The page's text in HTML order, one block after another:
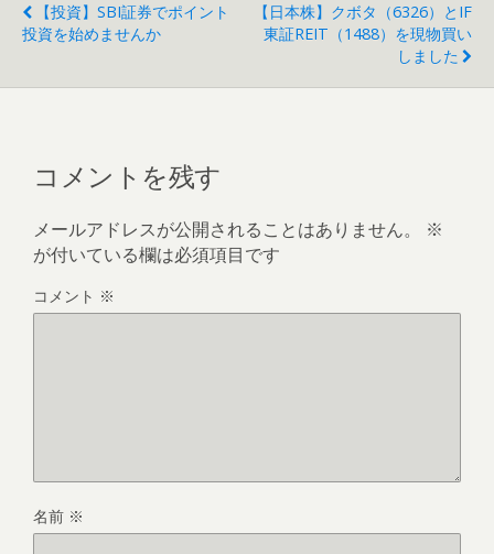
【投資】SBI証券でポイント
投資を始めませんか
【日本株】クボタ（6326）とIF
東証REIT（1488）を現物買い
しました
コメントを残す
メールアドレスが公開されることはありません。
※
が付いている欄は必須項目です
コメント ※
名前 ※